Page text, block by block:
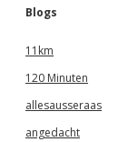
Blogs
11km
120 Minuten
allesausseraas
angedacht